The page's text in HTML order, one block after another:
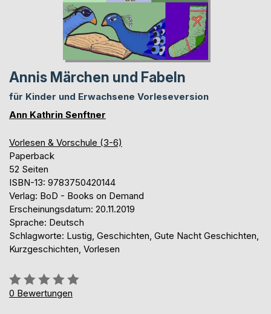
Annis Märchen und Fabeln
für Kinder und Erwachsene Vorleseversion
Ann Kathrin Senftner
Vorlesen & Vorschule (3-6)
Paperback
52 Seiten
ISBN-13: 9783750420144
Verlag: BoD - Books on Demand
Erscheinungsdatum: 20.11.2019
Sprache: Deutsch
Schlagworte: Lustig, Geschichten, Gute Nacht Geschichten,
Kurzgeschichten, Vorlesen
Bewertung::
0%
0 Bewertungen